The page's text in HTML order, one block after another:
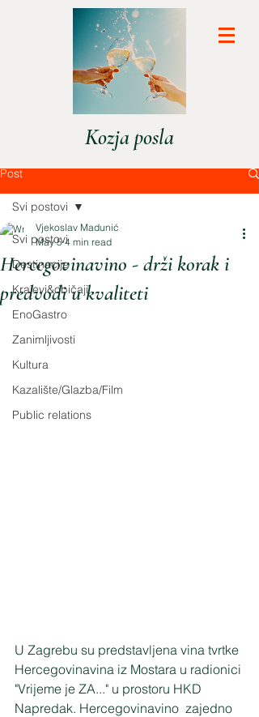
Kozja posla
Post
Svi postovi
Destinacije
Krajevi&običaji
EnoGastro
Zanimljivosti
Kultura
Kazalište/Glazba/Film
Public relations
Svi postovi
Hercegovinavino - drži korak i
predvodi u kvaliteti
Vjekoslav Madunić
May 5 4 min read
U Zagrebu su predstavljena vina tvrtke
Hercegovinavina iz Mostara u radionici
"Vrijeme je ZA..." u prostoru HKD
Napredak. Hercegovinavino  zajedno